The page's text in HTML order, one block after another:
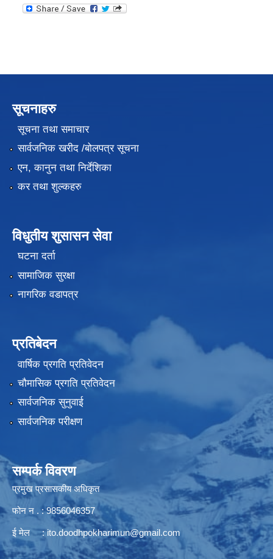
सूचनाहरु
सूचना तथा समाचार
सार्वजनिक खरीद /बोलपत्र सूचना
एन, कानुन तथा निर्देशिका
कर तथा शुल्कहरु
विधुतीय शुसासन सेवा
घटना दर्ता
सामाजिक सुरक्षा
नागरिक वडापत्र
प्रतिबेदन
वार्षिक प्रगति प्रतिवेदन
चौमासिक प्रगति प्रतिवेदन
सार्वजनिक सुनुवाई
सार्वजनिक परीक्षण
सम्पर्क विवरण
प्रमुख प्रसासकीय अधिकृत
फोन न . : 9856046357
ई मेल :ito.doodhpokharimun@gmail.com